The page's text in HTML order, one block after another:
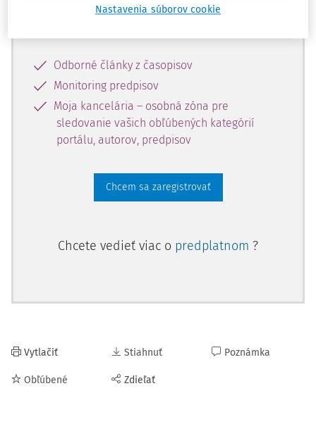
Vďaka registrácii získate prístup aj k
Odborné články z časopisov
Monitoring predpisov
Moja kancelária – osobná zóna pre
sledovanie vašich obľúbených kategórií
portálu, autorov, predpisov
Chcem sa zaregistrovať
Chcete vedieť viac o predplatnom ?
Vytlačiť
Obľúbené
Stiahnuť
Zdieľať
Poznámka
Nastavenia súborov cookie